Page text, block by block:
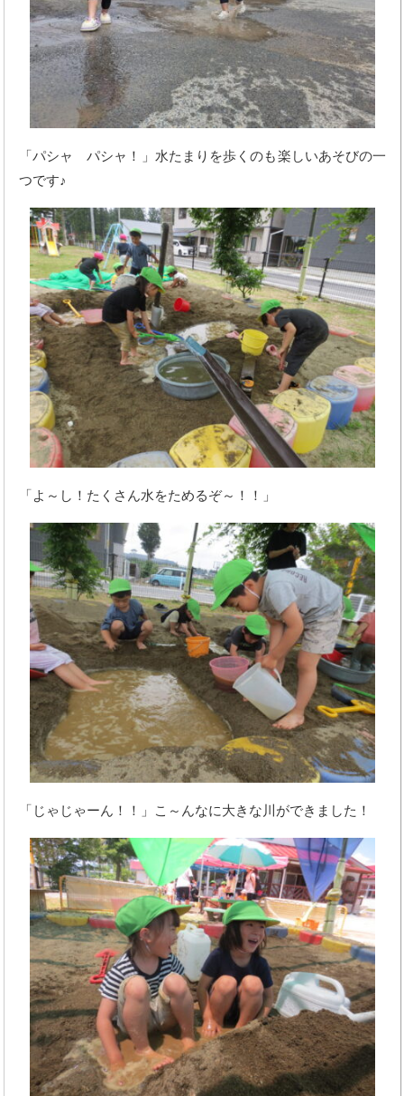
「パシャ パシャ！」水たまりを歩くのも楽しいあそびの一
つです♪
「よ～し！たくさん水をためるぞ～！！」
「じゃじゃーん！！」こ～んなに大きな川ができました！